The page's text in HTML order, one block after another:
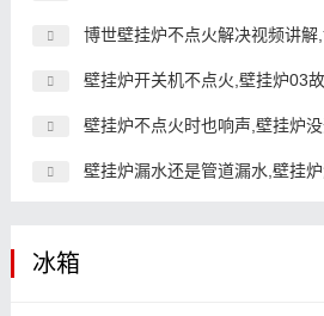
博世壁挂炉不点火解决视频讲
壁挂炉开关机不点火,壁挂炉03
壁挂炉不点火时也响声,壁挂炉
壁挂炉漏水还是管道漏水,壁挂
冰箱